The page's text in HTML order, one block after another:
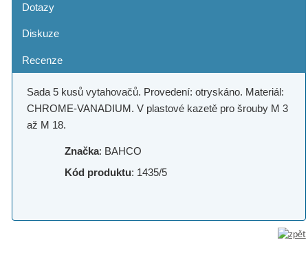
Dotazy
Diskuze
Recenze
Sada 5 kusů vytahovačů. Provedení: otryskáno. Materiál:
CHROME-VANADIUM. V plastové kazetě pro šrouby M 3
až M 18.
Značka: BAHCO
Kód produktu: 1435/5